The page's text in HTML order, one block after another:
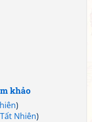
khảo
)
Nhiên)